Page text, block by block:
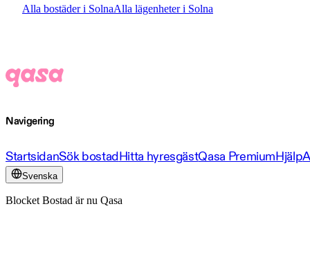
Alla bostäder i SolnaAlla lägenheter i Solna
Navigering
StartsidanSök bostadHitta hyresgästQasa PremiumHjälp
Svenska
Blocket Bostad är nu Qasa